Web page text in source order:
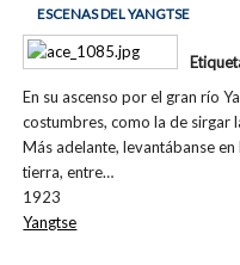
ESCENAS DEL YANGTSE
En su ascenso por el gran río
costumbres, como la de sirgar
Más adelante, levantábanse
tierra, entre…
1923
Yangtse